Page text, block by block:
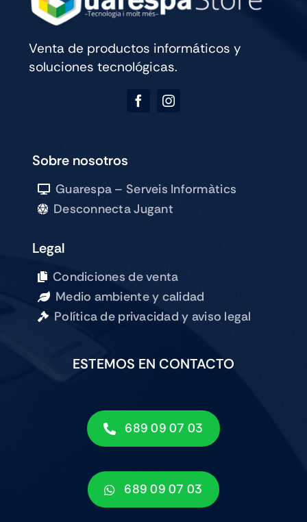
Venta de productos informáticos y
soluciones tecnológicas.
Sobre nosotros
Guarespa – Serveis Informàtics
Desconnecta Jugant
Legal
Condiciones de venta
Medio ambiente y calidad
Política de privacidad y aviso legal
ESTEMOS EN CONTACTO
689 09 07 03
689 09 07 03